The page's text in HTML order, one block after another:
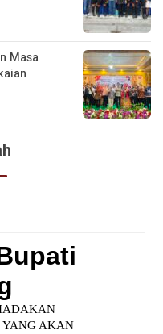
Masa